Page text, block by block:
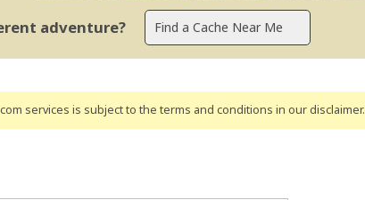
adventure?
services is subject to the terms and conditions in our disclaimer.